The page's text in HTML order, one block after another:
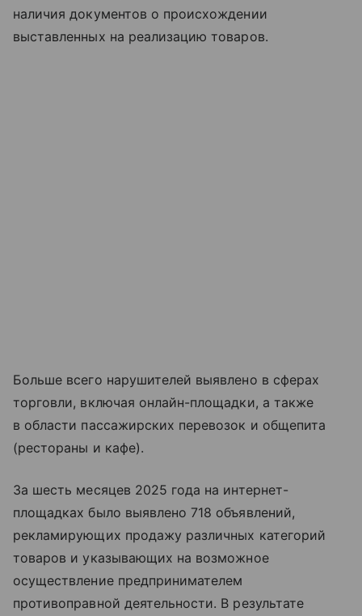
наличия документов о происхождении
выставленных на реализацию товаров.
Больше всего нарушителей выявлено в сферах
торговли, включая онлайн-площадки, а также
в области пассажирских перевозок и общепита
(рестораны и кафе).
За шесть месяцев 2025 года на интернет-
площадках было выявлено 718 объявлений,
рекламирующих продажу различных категорий
товаров и указывающих на возможное
осуществление предпринимателем
противоправной деятельности. В результате